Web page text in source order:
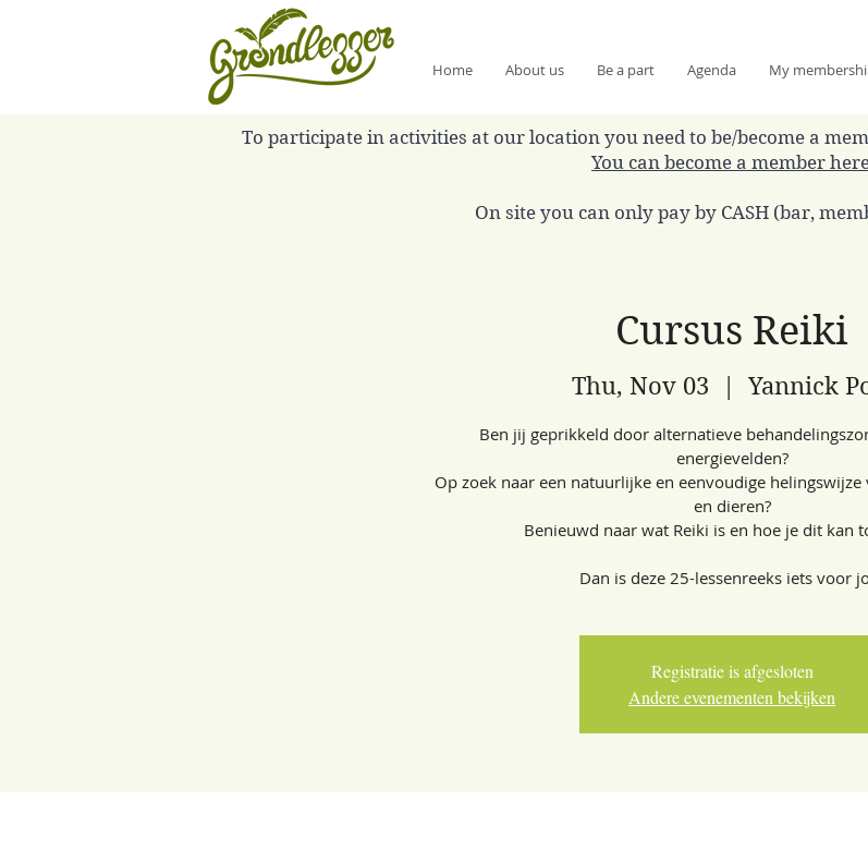
Home About us Be a part Agenda My
To participate in activities at our location you need to be/become a
You can become a member
On site you can only pay by CASH (bar,
Cursus Reiki
Thu, Nov 03
  |
Yannick
Ben jij geprikkeld door alternatieve
energievelden?
Op zoek naar een natuurlijke en eenvoudige
en dieren?
Benieuwd naar wat Reiki is en hoe je dit kan
Dan is deze 25-lessenreeks iets voor
Registratie is afgesloten
Andere evenementen bekijken